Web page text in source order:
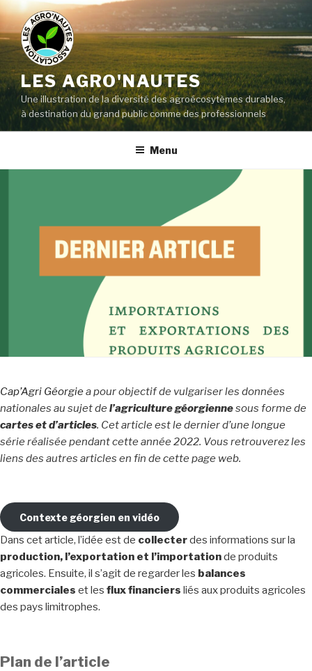
LES AGRO'NAUTES
Une illustration de la diversité des agroécosytèmes durables,
à destination du grand public comme des professionnels
Menu
Cap’Agri Géorgiea pour objectif de vulgariser les données
nationales au sujet de l’agriculturegéorgiennesous forme de
cartes et d’articles. Cet article est le dernier d’une longue
série réalisée pendant cette année 2022. Vous retrouverez les
liens des autres articles en fin de cette page web.
Contexte géorgien en vidéo
Dans cet article, l’idée est de collecterdes informations sur la
production, l’exportation et l’importationde produits
agricoles. Ensuite, il s’agit de regarder les balances
commerciales et les flux financiers liés aux produits agricoles
des pays limitrophes.
Plan de l’article